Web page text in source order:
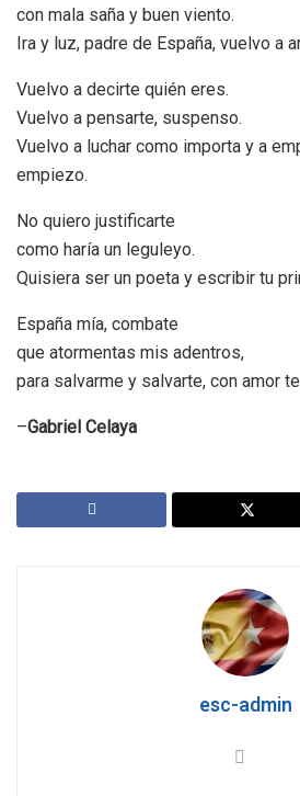
con mala saña y buen viento.
Ira y luz, padre de España, vuelvo a
Vuelvo a decirte quién eres.
Vuelvo a pensarte, suspenso.
Vuelvo a luchar como importa y a
empiezo.
No quiero justificarte
como haría un leguleyo.
Quisiera ser un poeta y escribir tu
España mía, combate
que atormentas mis adentros,
para salvarme y salvarte, con amor
–Gabriel Celaya
esc-admin